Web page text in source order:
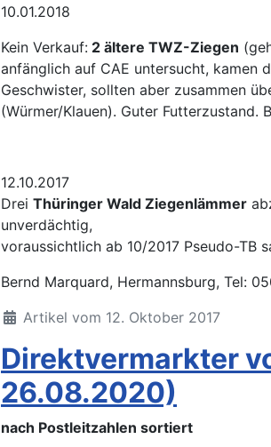
10.01.2018
Kein Verkauf: 2 ältere TWZ-Ziegen
anfänglich auf CAE untersucht, kamen
Geschwister, sollten aber zusammen
(Würmer/Klauen). Guter Futterzustand.
12.10.2017
Drei Thüringer Wald Ziegenlämmer
unverdächtig,
voraussichtlich ab 10/2017 Pseudo-TB
Bernd Marquard, Hermannsburg, Tel:
Artikel vom 12. Oktober 2017
Direktvermarkter
26.08.2020)
nach Postleitzahlen sortiert